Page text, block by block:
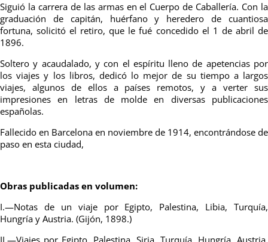
Siguió la carrera de las armas en el Cuerpo de Caballería. Con la
graduación de capitán, huérfano y heredero de cuantiosa
fortuna, solicitó el retiro, que le fué concedido el 1 de abril de
1896.
Soltero y acaudalado, y con el espíritu lleno de apetencias por
los viajes y los libros, dedicó lo mejor de su tiempo a largos
viajes, algunos de ellos a países remotos, y a verter sus
impresiones en letras de molde en diversas publicaciones
españolas.
Fallecido en Barcelona en noviembre de 1914, encontrándose de
paso en esta ciudad,
Obras publicadas en volumen:
I.—Notas de un viaje por Egipto, Palestina, Libia, Turquía,
Hungría y Austria. (Gijón, 1898.)
II.—Viajes por Egipto, Palestina, Siria, Turquía, Hungría, Austria,